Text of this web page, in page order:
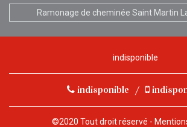
Ramonage de cheminée Saint Martin
indisponible
indisponible /
©2020 Tout droit réservé -